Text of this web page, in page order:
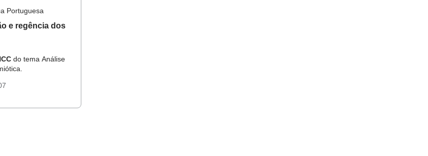
Portuguesa
e regência dos
do tema Análise